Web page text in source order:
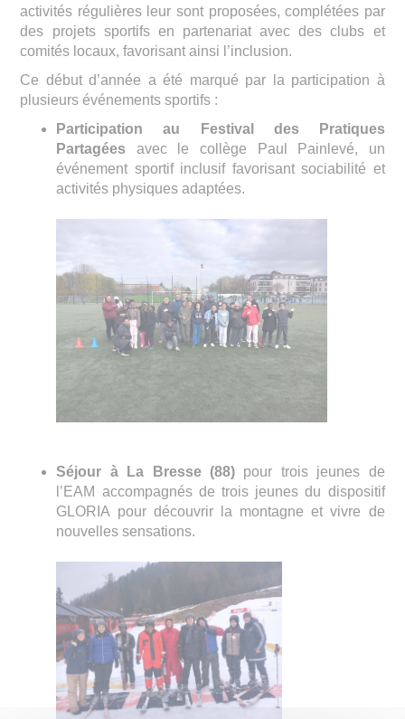
activités régulières leur sont proposées, complétées par
des projets sportifs en partenariat avec des clubs et
comités locaux, favorisant ainsi l’inclusion.
Ce début d’année a été marqué par la participation à
plusieurs événements sportifs :
Participation au Festival des Pratiques
Partagées avec le collège Paul Painlevé, un
événement sportif inclusif favorisant sociabilité et
activités physiques adaptées.
Séjour à La Bresse (88) pour trois jeunes de
l’EAM accompagnés de trois jeunes du dispositif
GLORIA pour découvrir la montagne et vivre de
nouvelles sensations.